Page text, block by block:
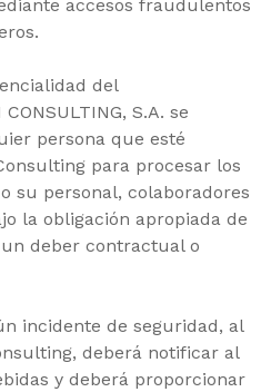
accesos fraudulentos
del
S.A. se
persona que esté
para procesar los
su personal, colaboradores
la obligación apropiada de
deber contractual o
incidente de seguridad, al
deberá notificar al
y deberá proporcionar